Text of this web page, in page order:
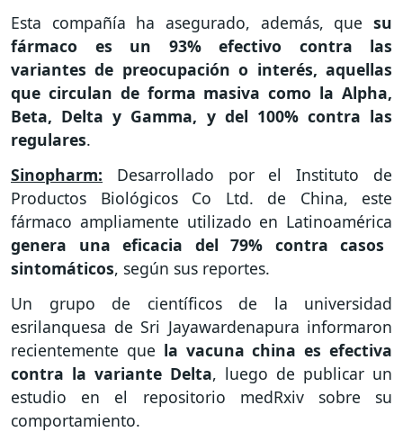
Esta compañía ha asegurado, además, que su
fármaco es un 93% efectivo contra las
variantes de preocupación o interés, aquellas
que circulan de forma masiva como la Alpha,
Beta, Delta y Gamma, y del 100% contra las
regulares.
Sinopharm: Desarrollado por el Instituto de
Productos Biológicos Co Ltd. de China, este
fármaco ampliamente utilizado en Latinoamérica
genera una eficacia del 79% contra casos
sintomáticos, según sus reportes.
Un grupo de científicos de la universidad
esrilanquesa de Sri Jayawardenapura informaron
recientemente que la vacuna china es efectiva
contra la variante Delta, luego de publicar un
estudio en el repositorio medRxiv sobre su
comportamiento.